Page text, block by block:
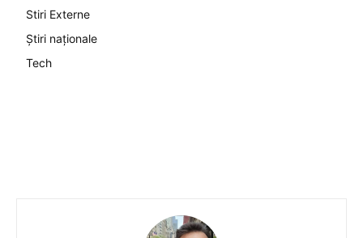
Stiri Externe
Știri naționale
Tech